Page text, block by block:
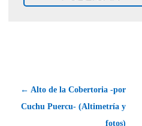
← Alto de la Cobertoria -por
Cuchu Puercu- (Altimetría y
fotos)